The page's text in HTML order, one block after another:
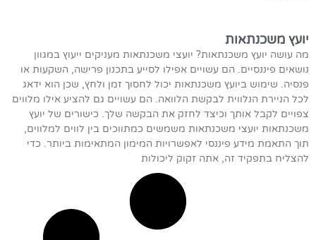
יועץ משכנתאות
מה עושה יועץ משכנתאות? יועצי משכנתאות מעניקים ייעוץ במגוון
נושאים פיננסיים. הם עשויים אפילו לסייע בתכנון פרישה, השקעות או
פנסיה. שימוש ביועץ משכנתאות יכול לחסוך זמן ולחץ, שכן הוא ידאג
לכל הניירת הנלווית לבקשת הלוואה. הם עשויים גם להציע אילו מלווים
צפויים לקבל אותך וכיצד לחזק את הבקשה שלך. כישורים של יועץ
משכנתאות יועצי משכנתאות משמשים כמתווכים בין לווים למלווים,
תוך התאמת מידע פיננסי לאפשרויות המימון המתאימות ביותר. כדי
להצליח בתפקיד זה, אתה זקוק ליכולות